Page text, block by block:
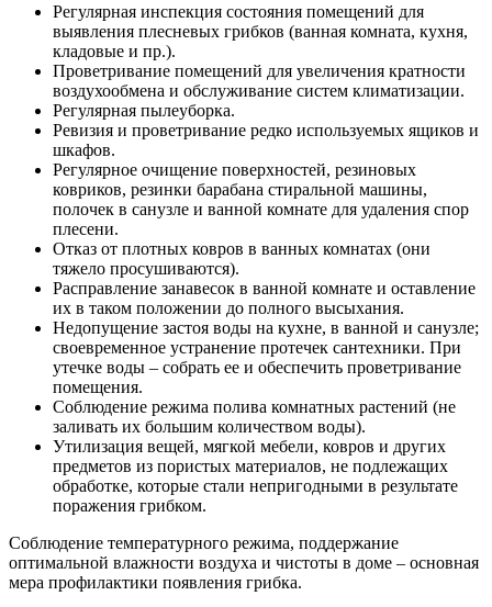
Регулярная инспекция состояния помещений для
выявления плесневых грибков (ванная комната, кухня,
кладовые и пр.).
Проветривание помещений для увеличения кратности
воздухообмена и обслуживание систем климатизации.
Регулярная пылеуборка.
Ревизия и проветривание редко используемых ящиков и
шкафов.
Регулярное очищение поверхностей, резиновых
ковриков, резинки барабана стиральной машины,
полочек в санузле и ванной комнате для удаления спор
плесени.
Отказ от плотных ковров в ванных комнатах (они
тяжело просушиваются).
Расправление занавесок в ванной комнате и оставление
их в таком положении до полного высыхания.
Недопущение застоя воды на кухне, в ванной и санузле;
своевременное устранение протечек сантехники. При
утечке воды – собрать ее и обеспечить проветривание
помещения.
Соблюдение режима полива комнатных растений (не
заливать их большим количеством воды).
Утилизация вещей, мягкой мебели, ковров и других
предметов из пористых материалов, не подлежащих
обработке, которые стали непригодными в результате
поражения грибком.
Соблюдение температурного режима, поддержание
оптимальной влажности воздуха и чистоты в доме – основная
мера профилактики появления грибка.